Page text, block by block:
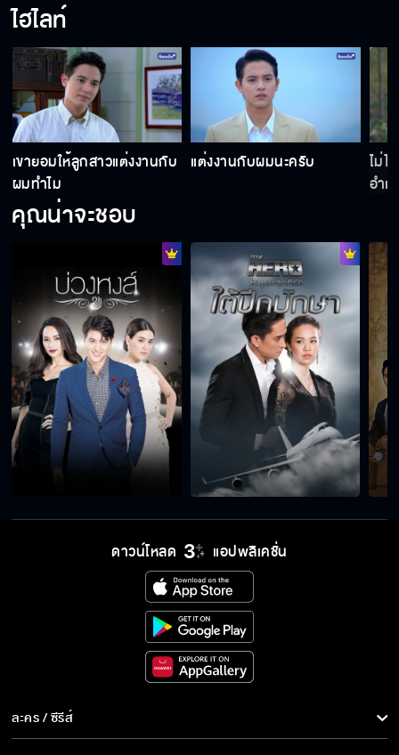
ผู้หญิงคนนี้ไม่มีสิทธิ์แต่งงานกับศรัณย์
นอนเตียงเดียวกันก็ดีเหมือนกัน จะได้ไม่ต้องเป็น
ล่อนไปจดทะเบียนสมรส
เอาเอกสารนี้ให้คุณศรัณย์เซ็นทีนะ ฉันขอร้อง !
เจอกันคราวหน้า ถ้ามันไม่ตาย...ฉันก็ต้องตาย
ฉันบอกให้กลับพระนครไปก็ไม่กลับ
จะยิงปืน...กลัวปืนแบบนั้นได้ยังไง
พี่สาวของฉันเป็นภรรยาที่ถูกต้องของคุณศรัณย์
ไฮไลท์
เขายอมให้ลูกสาวแต่งงานกับ
ผมทำไม
แต่งงานกับผมนะครับ
ไม่ไ
อำเ
คุณน่าจะชอบ
ดาวน์โหลด แอปพลิเคชั่น
ละคร / ซีรีส์
ละคร/ซีรีส์